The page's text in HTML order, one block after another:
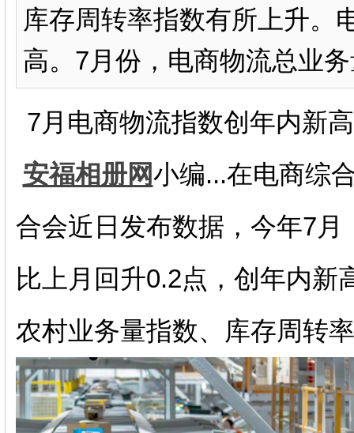
库存周转率指数有所上升。
高。7月份，电商物流总业
7月电商物流指数创年内新高
安福相册网小编...在电商综
合会近日发布数据，今年7
比上月回升0.2点，创年内新
农村业务量指数、库存周转